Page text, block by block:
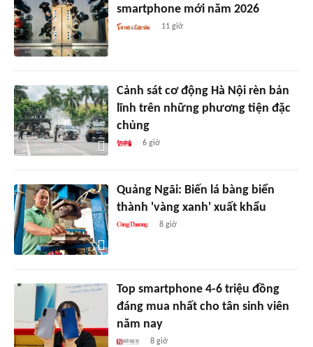
smartphone mới năm 2026
11 giờ
Cảnh sát cơ động Hà Nội rèn bản
lĩnh trên những phương tiện đặc
chủng
6 giờ
Quảng Ngãi: Biến lá bàng biển
thành 'vàng xanh' xuất khẩu
8 giờ
Top smartphone 4-6 triệu đồng
đáng mua nhất cho tân sinh viên
năm nay
8 giờ